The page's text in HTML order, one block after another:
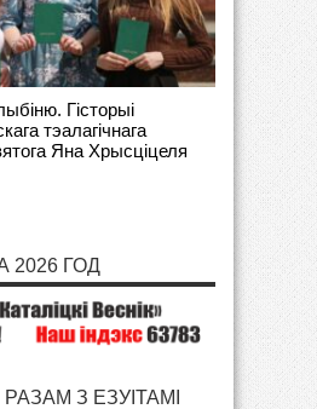
Гісторыі
тэалагічнага
Яна Хрысціцеля
2026 ГОД
З ЕЗУІТАМІ